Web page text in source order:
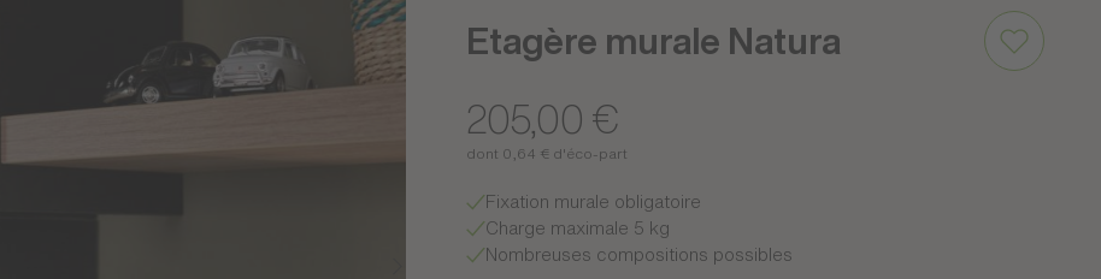
Etagère murale Natura
205,00 €
dont 0,64 € d'éco-part
Fixation murale obligatoire
Charge maximale 5 kg
Nombreuses compositions possibles